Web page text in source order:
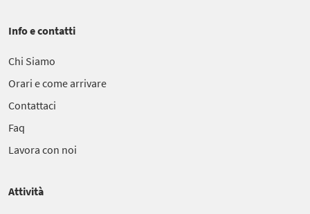
Info e contatti
Chi Siamo
Orari e come arrivare
Contattaci
Faq
Lavora con noi
Attività